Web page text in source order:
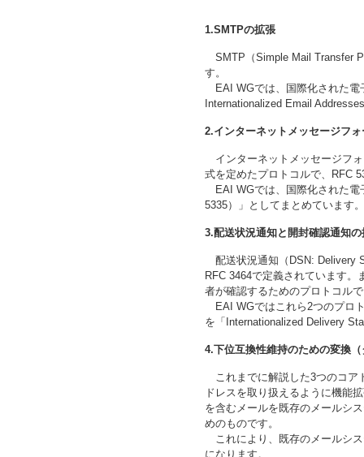
1.SMTPの拡張
SMTP（Simple Mail Transfer
す。
EAI WGでは、国際化された電
Internationalized Email
2.インターネットメッセージフ
インターネットメッセージフ
式を定めたプロトコルで、RFC
EAI WGでは、国際化された電
5335）」としてまとめています。
3.配送状況通知と開封確認通知の
配送状況通知（DSN: Delivery
RFC 3464で定義されています
者が確認するためのプロトコル
EAI WGではこれら2つのプロ
を「Internationalized Delivery
4.下位互換性維持のための変換
これまでに解説した3つのコア
ドレスを取り扱えるように機能
を含むメールを既存のメールシ
めのものです。
これにより、既存のメールシ
になります。